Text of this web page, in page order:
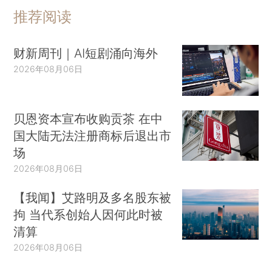
推荐阅读
财新周刊｜AI短剧涌向海外
2026年08月06日
贝恩资本宣布收购贡茶 在中
国大陆无法注册商标后退出市
场
2026年08月06日
【我闻】艾路明及多名股东被
拘 当代系创始人因何此时被
清算
2026年08月06日